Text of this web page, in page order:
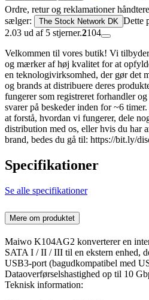
Ordre, retur og reklamationer
sælger:
The Stock Network DK Dette
2.03 ud af 5 stjerner.2104
Velkommen til vores butik! Vi
og mærker af høj kvalitet for at
en teknologivirksomhed, der gør det
og brands at distribuere deres
fungerer som registreret forhandler
svarer på beskeder inden for ~6
at forstå, hvordan vi fungerer, dele
distribution med os, eller hvis du har
brand, bedes du gå til: https://bit.ly/
Specifikationer
Se alle specifikationer
Mere om produktet
Maiwo K104AG2 konverterer en
SATA I / II / III til en ekstern enhed,
USB3-port (bagudkompatibel med
Dataoverførselshastighed op til 10
Teknisk information: